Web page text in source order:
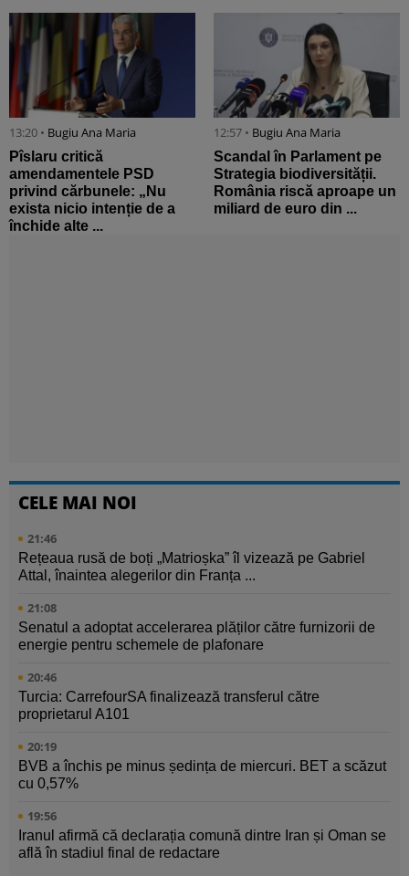
13:20 • Bugiu ⁠Ana Maria
Pîslaru critică
amendamentele PSD
privind cărbunele: „Nu
exista nicio intenție de a
închide alte ...
12:57 • Bugiu ⁠Ana Maria
Scandal în Parlament pe
Strategia biodiversității.
România riscă aproape un
miliard de euro din ...
CELE MAI NOI
21:46
Rețeaua rusă de boți „Matrioșka” îl vizează pe Gabriel
Attal, înaintea alegerilor din Franța ...
21:08
Senatul a adoptat accelerarea plăților către furnizorii de
energie pentru schemele de plafonare
20:46
Turcia: CarrefourSA finalizează transferul către
proprietarul A101
20:19
BVB a închis pe minus ședința de miercuri. BET a scăzut
cu 0,57%
19:56
Iranul afirmă că declarația comună dintre Iran și Oman se
află în stadiul final de redactare